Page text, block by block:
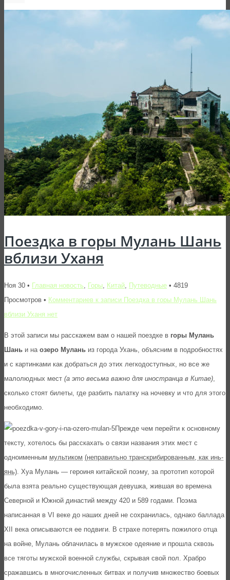
Поездка в горы Мулань Шань
вблизи Уханя
Ноя 30 • Главная новость, Горы, Китай, Путеводные • 4819
Просмотров • Комментариев к записи Поездка в горы Мулань Шань
вблизи Уханя нет
В этой записи мы расскажем вам о нашей поездке в горы Мулань
Шань и на озеро Мулань из города Ухань, объясним в подробностях
и с картинками как добраться до этих легкодоступных, но все же
малолюдных мест (а это весьма важно для иностранца в Китае),
сколько стоят билеты, где разбить палатку на ночевку и что для этого
необходимо.
Прежде чем перейти к основному
тексту, хотелось бы расскахать о связи названия этих мест с
одноименным мультиком (неправильно транскрибированным, как инь-
янь). Хуа Мулань — героиня китайской поэму, за прототип которой
была взята реально существующая девушка, жившая во времена
Северной и Южной династий между 420 и 589 годами. Поэма
написанная в VI веке до наших дней не сохранилась, однако баллада
XII века описываются ее подвиги. В страхе потерять пожилого отца
на войне, Мулань облачилась в мужское одеяние и прошла сквозь
все тяготы мужской военной службы, скрывая свой пол. Храбро
сражавшись в многочисленных битвах и получив множество боевых